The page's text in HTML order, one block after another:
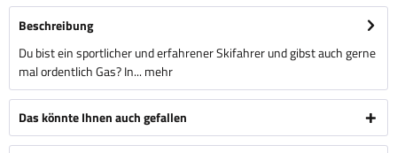
Beschreibung
Du bist ein sportlicher und erfahrener Skifahrer und gibst auch gerne
mal ordentlich Gas? In... mehr
Das könnte Ihnen auch gefallen